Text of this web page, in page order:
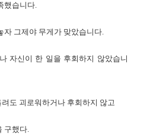
했습니다.
자 그제야 무게가 맞았습니다.
자신이 한 일을 후회하지 않았습니
도 괴로워하거나 후회하지 않고
구했다.